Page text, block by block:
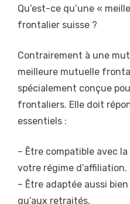
Qu’est-ce qu’une «
frontalier suisse ?
Contrairement à une
meilleure mutuelle
spécialement conçue
frontaliers. Elle doit
essentiels :
– Être compatible avec la
votre régime d’affiliation.
– Être adaptée aussi
qu’aux retraités.